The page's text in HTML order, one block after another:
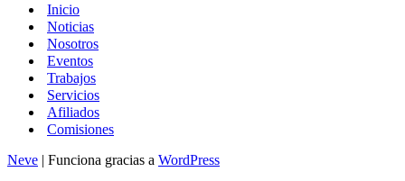
Inicio
Noticias
Nosotros
Eventos
Trabajos
Servicios
Afiliados
Comisiones
Neve | Funciona gracias a WordPress